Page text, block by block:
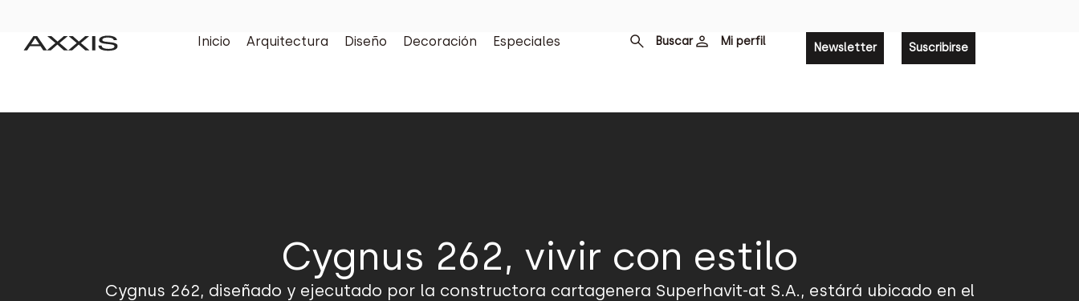
Inicio Arquitectura Diseño Decoración Especiales Buscar Mi perfil Newsletter Suscribirse
Cygnus 262, vivir con estilo
Cygnus 262, diseñado y ejecutado por la constructora cartagenera Superhavit-at S.A., estárá ubicado en el